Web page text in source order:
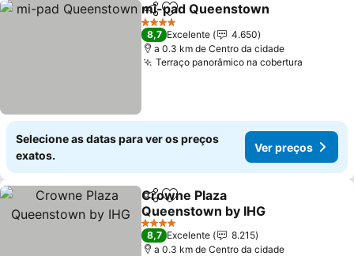
PartilharAdicionar aos favoritos
mi-pad Queenstown
4 Estrelas
8,7 Excelente
4.650
a 0.3 km de Centro da cidade
Terraço panorâmico na cobertura
Selecione as datas para ver os preços
exatos.
Ver preços
PartilharAdicionar aos favoritos
Crowne Plaza
Queenstown by IHG
Ver preços
4 Estrelas
8,7 Excelente
8.215
a 0.3 km de Centro da cidade